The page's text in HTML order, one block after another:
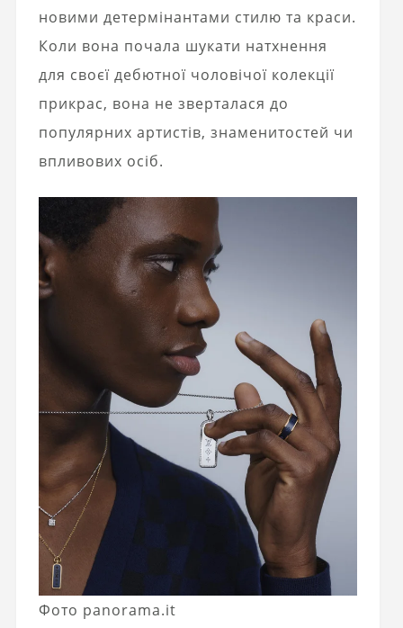
новими детермінантами стилю та краси.
Коли вона почала шукати натхнення
для своєї дебютної чоловічої колекції
прикрас, вона не зверталася до
популярних артистів, знаменитостей чи
впливових осіб.
Фото panorama.it